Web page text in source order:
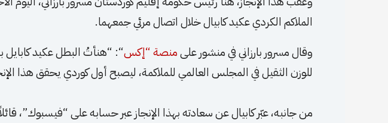
الملاكم الكردي عكيد كابيال خلال اتصال مرئي جمعهما.
وقال مسرور بارزاني في منشور علىمنصة “إكس“: “هنأتُ البطل عكيد كابايل
للوزن الثقيل في المجلس العالمي للملاكمة، ليصبح أول كوردي يحقق هذا
من جانبه، عبّر كابيال عن سعادته بهذا الإنجاز عبر حسابه على “فيسبوك”،